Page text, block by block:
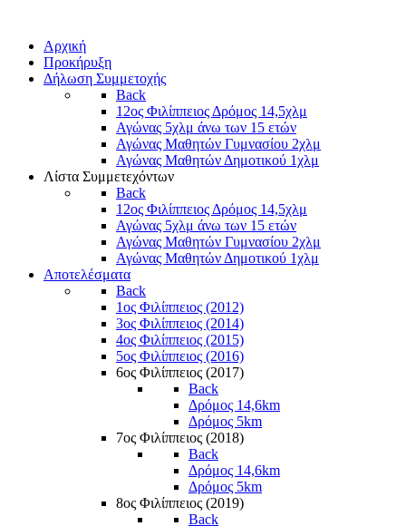
Αρχική
Προκήρυξη
Δήλωση Συμμετοχής
Back
12ος Φιλίππειος Δρόμος 14,5χλμ
Αγώνας 5χλμ άνω των 15 ετών
Αγώνας Μαθητών Γυμνασίου 2χλμ
Αγώνας Μαθητών Δημοτικού 1χλμ
Λίστα Συμμετεχόντων
Back
12ος Φιλίππειος Δρόμος 14,5χλμ
Αγώνας 5χλμ άνω των 15 ετών
Αγώνας Μαθητών Γυμνασίου 2χλμ
Αγώνας Μαθητών Δημοτικού 1χλμ
Αποτελέσματα
Back
1ος Φιλίππειος (2012)
3ος Φιλίππειος (2014)
4ος Φιλίππειος (2015)
5ος Φιλίππειος (2016)
6ος Φιλίππειος (2017)
Back
Δρόμος 14,6km
Δρόμος 5km
7ος Φιλίππειος (2018)
Back
Δρόμος 14,6km
Δρόμος 5km
8ος Φιλίππειος (2019)
Back